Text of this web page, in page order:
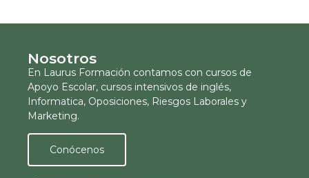
Nosotros
En Laurus Formación contamos con cursos de
Apoyo Escolar, cursos intensivos de inglés,
Informatica, Oposiciones, Riesgos Laborales y
Marketing.
Conócenos